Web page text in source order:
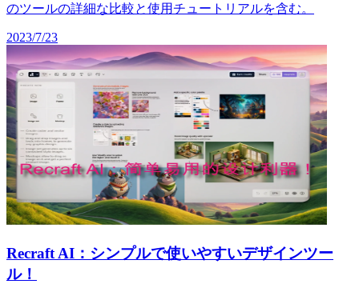
のツールの詳細な比較と使用チュートリアルを含む。
2023/7/23
Recraft AI：シンプルで使いやすいデザインツー
ル！